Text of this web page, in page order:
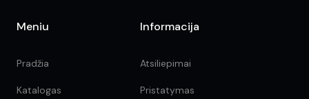
Meniu
Pradžia
Katalogas
Informacija
Atsiliepimai
Pristatymas